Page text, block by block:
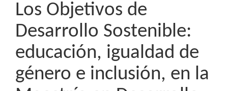
Los Objetivos de
Desarrollo Sostenible:
educación, igualdad de
género e inclusión, en la